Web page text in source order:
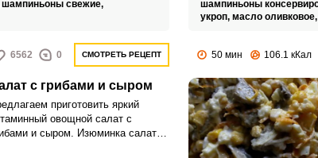
шампиньоны свежие,
6562 0 СМОТРЕТЬ РЕЦЕПТ
шампиньоны
укроп, масло оливковое,
50 мин 106.1 кКал
с грибами и сыром
приготовить яркий
овощной салат с
и сыром. Изюминка салата